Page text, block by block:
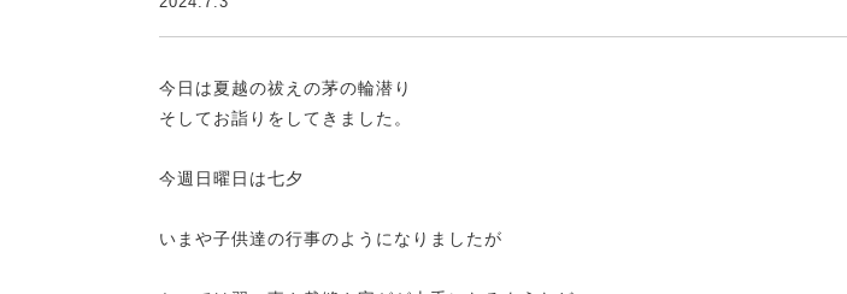
今日は夏越の祓えの茅の輪潜り
そしてお詣りをしてきました。
今週日曜日は七夕
いまや子供達の行事のようになりましたが